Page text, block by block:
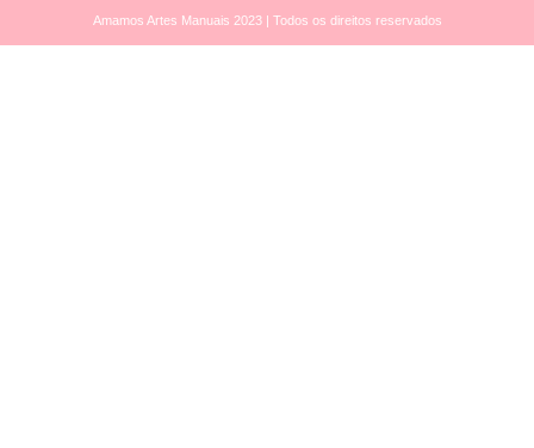
Amamos Artes Manuais 2023 | Todos os direitos reservados